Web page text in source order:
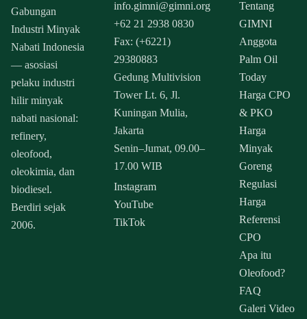
Gabungan
Industri Minyak
Nabati Indonesia
— asosiasi
pelaku industri
hilir minyak
nabati nasional:
refinery,
oleofood,
oleokimia, dan
biodiesel.
Berdiri sejak
2006.
info.gimni@gimni.org
+62 21 2938 0830
Fax: (+6221)
29380883
Gedung Multivision
Tower Lt. 6, Jl.
Kuningan Mulia,
Jakarta
Senin–Jumat, 09.00–
17.00 WIB
Instagram
YouTube
TikTok
Tentang
GIMNI
Anggota
Palm Oil
Today
Harga CPO
& PKO
Harga
Minyak
Goreng
Regulasi
Harga
Referensi
CPO
Apa itu
Oleofood?
FAQ
Galeri Video